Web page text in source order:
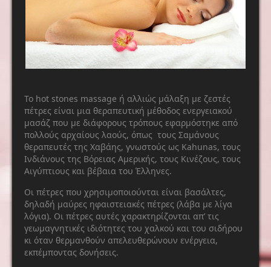
Το hot stones massage ή αλλιώς μάλαξη με ζεστές
πέτρες είναι μια θεραπευτική μέθοδος ενεργειακού
μασάζ που με διάφορους τρόπους εφαρμόστηκε από
πολλούς αρχαίους λαούς, όπως τους Σαμάνους
θεραπευτές της Χαβάης, γνωστούς ως Kahunas, τους
Ινδιάνους της Βόρειας Αμερικής, τους Κινέζους, τους
Αιγύπτιους και βέβαια του Έλληνες.
Οι πέτρες που χρησιμοποιούνται είναι βασάλτες,
δηλαδή μαύρες ηφαιστειακές πέτρες (λάβα με λίγα
λόγια). Οι πέτρες αυτές χαρακτηρίζονται απ’ τις
γεωμαγνητικές ιδιότητες του χαλκού και του σιδήρου
κι όταν θερμανθούν απελευθερώνουν ενέργεια,
εκπέμποντας δονήσεις.